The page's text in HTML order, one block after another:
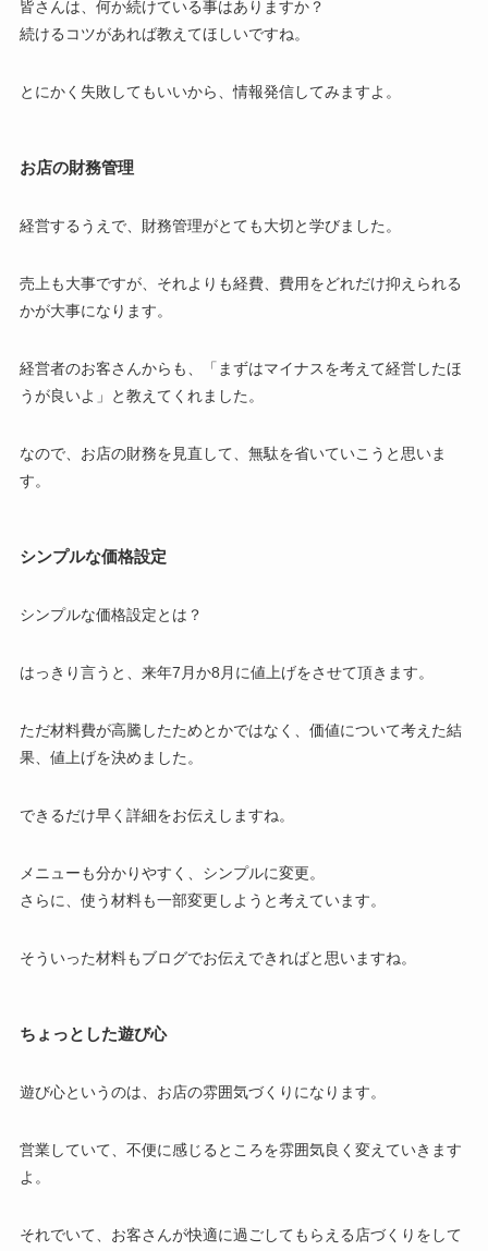
皆さんは、何か続けている事はありますか？
続けるコツがあれば教えてほしいですね。
とにかく失敗してもいいから、情報発信してみますよ。
お店の財務管理
経営するうえで、財務管理がとても大切と学びました。
売上も大事ですが、それよりも経費、費用をどれだけ抑えられる
かが大事になります。
経営者のお客さんからも、「まずはマイナスを考えて経営したほ
うが良いよ」と教えてくれました。
なので、お店の財務を見直して、無駄を省いていこうと思いま
す。
シンプルな価格設定
シンプルな価格設定とは？
はっきり言うと、来年7月か8月に値上げをさせて頂きます。
ただ材料費が高騰したためとかではなく、価値について考えた結
果、値上げを決めました。
できるだけ早く詳細をお伝えしますね。
メニューも分かりやすく、シンプルに変更。
さらに、使う材料も一部変更しようと考えています。
そういった材料もブログでお伝えできればと思いますね。
ちょっとした遊び心
遊び心というのは、お店の雰囲気づくりになります。
営業していて、不便に感じるところを雰囲気良く変えていきます
よ。
それでいて、お客さんが快適に過ごしてもらえる店づくりをして